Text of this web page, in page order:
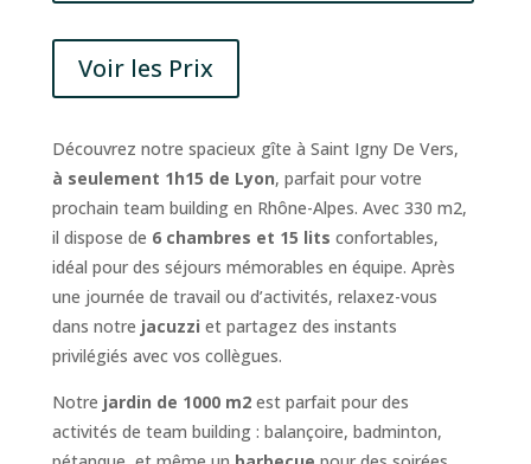
Voir les Prix
Découvrez notre spacieux gîte à Saint Igny De Vers,
à seulement 1h15 de Lyon, parfait pour votre
prochain team building en Rhône-Alpes. Avec 330 m2,
il dispose de 6 chambres et 15 lits confortables,
idéal pour des séjours mémorables en équipe. Après
une journée de travail ou d’activités, relaxez-vous
dans notre jacuzzi et partagez des instants
privilégiés avec vos collègues.
Notre jardin de 1000 m2 est parfait pour des
activités de team building : balançoire, badminton,